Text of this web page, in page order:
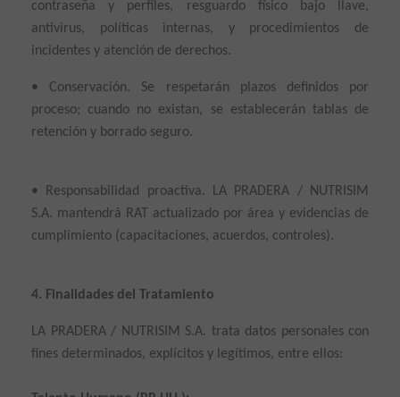
contraseña y perfiles, resguardo físico bajo llave,
antivirus, políticas internas, y procedimientos de
incidentes y atención de derechos.
• Conservación. Se respetarán plazos definidos por
proceso; cuando no existan, se establecerán tablas de
retención y borrado seguro.
• Responsabilidad proactiva. LA PRADERA / NUTRISIM
S.A. mantendrá RAT actualizado por área y evidencias de
cumplimiento (capacitaciones, acuerdos, controles).
4. Finalidades del Tratamiento
LA PRADERA / NUTRISIM S.A. trata datos personales con
fines determinados, explícitos y legítimos, entre ellos: